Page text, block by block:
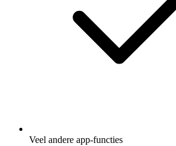
Veel andere app-functies